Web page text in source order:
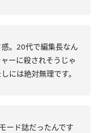
。20代で編集長なん
ーに殺されそうじゃ
には絶対無理です。
ード誌だったんです